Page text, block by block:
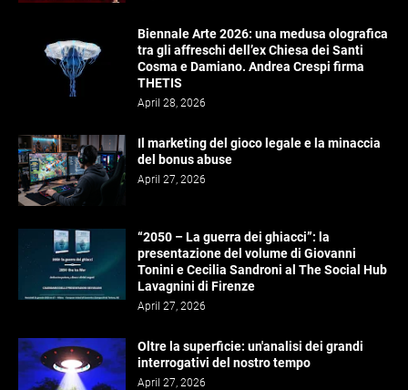
Biennale Arte 2026: una medusa olografica
tra gli affreschi dell’ex Chiesa dei Santi
Cosma e Damiano. Andrea Crespi firma
THETIS
April 28, 2026
Il marketing del gioco legale e la minaccia
del bonus abuse
April 27, 2026
“2050 – La guerra dei ghiacci”: la
presentazione del volume di Giovanni
Tonini e Cecilia Sandroni al The Social Hub
Lavagnini di Firenze
April 27, 2026
Oltre la superficie: un'analisi dei grandi
interrogativi del nostro tempo
April 27, 2026